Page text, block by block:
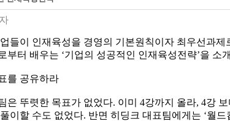
들이 인재육성을 경영의 기본원칙이자 최우선과
부터 배우는 ‘기업의 성공적인 인재육성전략’을 소
를 공유하라
은 뚜렷한 목표가 없었다. 이미 4강까지 올라, 4강
이할 수도 없었다. 반면 히딩크 대표팀에게는 ‘월